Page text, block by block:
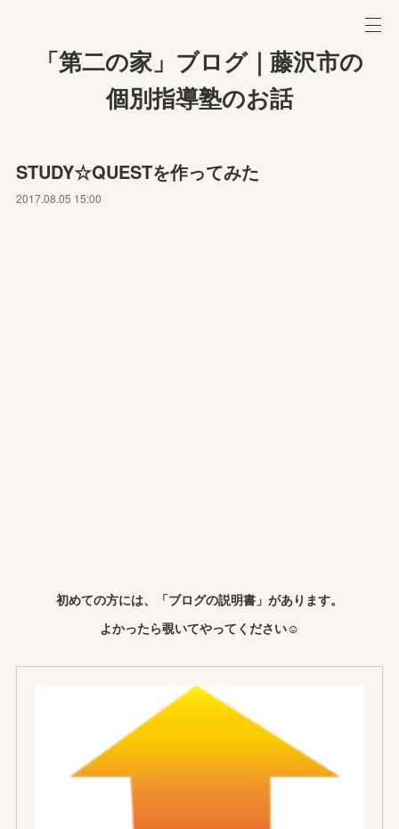
「第二の家」ブログ｜藤沢市の
個別指導塾のお話
STUDY☆QUESTを作ってみた
2017.08.05 15:00
初めての方には、「ブログの説明書」があります。
よかったら覗いてやってください☺︎